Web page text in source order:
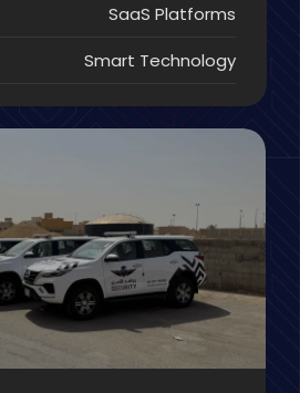
SaaS Platforms
Smart Technology